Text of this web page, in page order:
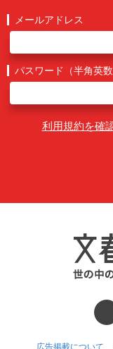
メールアドレス
パスワード（半角英
利用規約を確
広告掲載について